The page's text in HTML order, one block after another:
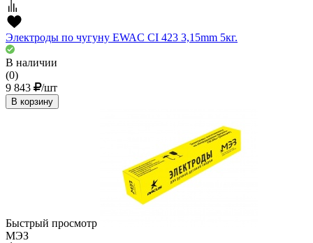
Электроды по чугуну EWAC CI 423 3,15mm 5кг.
В наличии
(0)
9 843
/шт
В корзину
Быстрый просмотр
МЭЗ